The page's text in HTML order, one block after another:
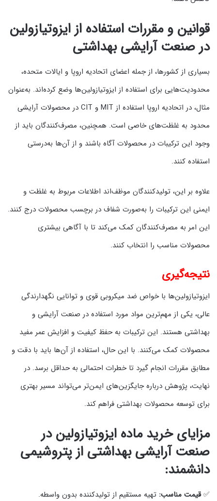
قوانین و مقررات استفاده از ایزوتیازولین
در صنعت آرایشی بهداشتی
بسیاری از کشورها، از جمله اعضای اتحادیه اروپا و ایالات متحده،
محدودیت‌هایی برای استفاده از ایزوتیازولین‌ها وضع کرده‌اند. به‌عنوان
مثال، در اتحادیه اروپا استفاده از MIT و CIT در محصولات آرایشی
محدود به غلظت‌های خاصی است. همچنین، مصرف‌کنندگان باید از
وجود این ترکیبات در محصولات آگاه باشند و از آن‌ها به‌درستی
استفاده کنند.
علاوه بر این، تولیدکنندگان موظف‌اند اطلاعات مربوط به غلظت و
ایمنی این ترکیبات را به‌صورت شفاف در برچسب محصولات درج کنند.
این امر به مصرف‌کنندگان کمک می‌کند تا با آگاهی بیشتری
محصولات مناسب را انتخاب کنند.
نتیجه‌گیری
ایزوتیازولین‌ها با خواص ضد میکروبی قوی و توانایی نگهدارندگی
عالی، یکی از مهم‌ترین مواد مورد استفاده در صنعت آرایشی و
بهداشتی هستند. این ترکیبات به حفظ کیفیت و افزایش عمر مفید
محصولات کمک می‌کنند. با این حال، استفاده از آن‌ها باید با دقت و
مطابق مقررات انجام گیرد تا خطرات احتمالی به حداقل برسد. در
نهایت، پژوهش درباره جایگزین‌های ایمن‌تر می‌تواند مسیر بهتری
برای توسعه محصولات بهداشتی فراهم کند.
مزایای خرید ماده ایزوتیازولین در
صنعت آرایشی بهداشتی از پتروشیمی
دانشمند:
✅قیمت مناسب: تهیه مستقیم از تولیدکننده بدون واسطه.